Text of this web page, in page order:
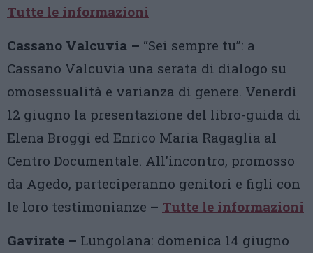
Tutte le informazioni
Cassano Valcuvia – “Sei sempre tu”: a
Cassano Valcuvia una serata di dialogo su
omosessualità e varianza di genere. Venerdì
12 giugno la presentazione del libro-guida di
Elena Broggi ed Enrico Maria Ragaglia al
Centro Documentale. All’incontro, promosso
da Agedo, parteciperanno genitori e figli con
le loro testimonianze – Tutte le informazioni
Gavirate – Lungolana: domenica 14 giugno